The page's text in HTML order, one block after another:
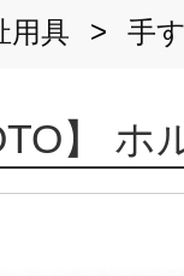
用具 > 手
】 ホ